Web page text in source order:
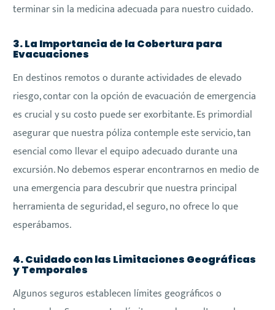
terminar sin la medicina adecuada para nuestro cuidado.
3. La Importancia de la Cobertura para
Evacuaciones
En destinos remotos o durante actividades de elevado
riesgo, contar con la opción de evacuación de emergencia
es crucial y su costo puede ser exorbitante. Es primordial
asegurar que nuestra póliza contemple este servicio, tan
esencial como llevar el equipo adecuado durante una
excursión. No debemos esperar encontrarnos en medio de
una emergencia para descubrir que nuestra principal
herramienta de seguridad, el seguro, no ofrece lo que
esperábamos.
4. Cuidado con las Limitaciones Geográficas
y Temporales
Algunos seguros establecen límites geográficos o